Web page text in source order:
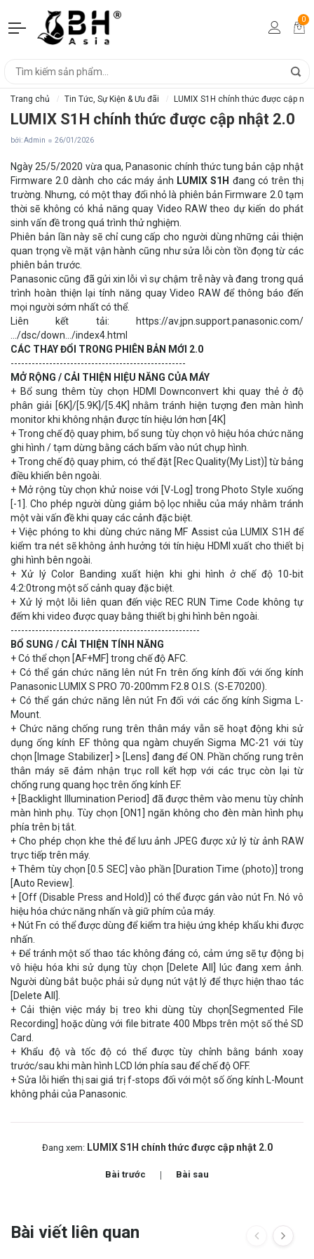
0
Trang chủ Tin Tức, Sự Kiện & Ưu đãi LUMIX S1H chính thức được cập
LUMIX S1H chính thức được cập nhật 2.0
bởi: Admin 26/01/2026
Ngày 25/5/2020 vừa qua, Panasonic chính thức tung bản cập nhật
Firmware 2.0 dành cho các máy ảnh LUMIX S1H đang có trên thị
trường. Nhưng, có một thay đổi nhỏ là phiên bản Firmware 2.0 tạm
thời sẽ không có khả năng quay Video RAW theo dự kiến do phát
sinh vấn đề trong quá trình thử nghiệm.
Phiên bản lần này sẽ chỉ cung cấp cho người dùng những cải thiện
quan trọng về mặt vận hành cũng như sửa lỗi còn tồn đọng từ các
phiên bản trước.
Panasonic cũng đã gửi xin lỗi vì sự chậm trễ này và đang trong quá
trình hoàn thiện lại tính năng quay Video RAW để thông báo đến
mọi người sớm nhất có thể.
Liên kết tải:
https://av.jpn.support.panasonic.com/
…/dsc/down…/index4.html
CÁC THAY ĐỔI TRONG PHIÊN BẢN MỚI 2.0
--------------------------------------------------
MỞ RỘNG / CẢI THIỆN HIỆU NĂNG CỦA MÁY
+ Bổ sung thêm tùy chọn HDMI Downconvert khi quay thẻ ở độ
phân giải [6K]/[5.9K]/[5.4K] nhằm tránh hiện tượng đen màn hình
monitor khi không nhận được tín hiệu lớn hơn [4K]
+ Trong chế độ quay phim, bổ sung tùy chọn vô hiệu hóa chức năng
ghi hình / tạm dừng bằng cách bấm vào nút chụp hình.
+ Trong chế độ quay phim, có thể đặt [Rec Quality(My List)] từ bảng
điều khiển bên ngoài.
+ Mở rộng tùy chọn khử noise với [V-Log] trong Photo Style xuống
[-1]. Cho phép người dùng giảm bộ lọc nhiễu của máy nhằm tránh
một vài vấn đề khi quay các cảnh đặc biệt.
+ Việc phóng to khi dùng chức năng MF Assist của LUMIX S1H để
kiểm tra nét sẽ không ảnh hưởng tới tín hiệu HDMI xuất cho thiết bị
ghi hình bên ngoài.
+ Xử lý Color Banding xuất hiện khi ghi hình ở chế độ 10-bit
4:2:0trong một số cảnh quay đặc biệt.
+ Xử lý một lỗi liên quan đến việc REC RUN Time Code không tự
đếm khi video được quay bằng thiết bị ghi hình bên ngoài.
------------------------------------------------------
BỔ SUNG / CẢI THIỆN TÍNH NĂNG
+ Có thể chọn [AF+MF] trong chế độ AFC.
+ Có thể gán chức năng lên nút Fn trên ống kính đối với ống kính
Panasonic LUMIX S PRO 70-200mm F2.8 O.I.S. (S-E70200).
+ Có thể gán chức năng lên nút Fn đối với các ống kính Sigma L-
Mount.
+ Chức năng chống rung trên thân máy vẫn sẽ hoạt động khi sử
dụng ống kính EF thông qua ngàm chuyển Sigma MC-21 với tùy
chọn [Image Stabilizer] > [Lens] đang để ON. Phần chống rung trên
thân máy sẽ đảm nhận trục roll kết hợp với các trục còn lại từ
chống rung quang học trên ống kính EF.
+ [Backlight Illumination Period] đã được thêm vào menu tùy chỉnh
màn hình phụ. Tùy chọn [ON1] ngăn không cho đèn màn hình phụ
phía trên bị tắt.
+ Cho phép chọn khe thẻ để lưu ảnh JPEG được xử lý từ ảnh RAW
trực tiếp trên máy.
+ Thêm tùy chọn [0.5 SEC] vào phần [Duration Time (photo)] trong
[Auto Review].
+ [Off (Disable Press and Hold)] có thể được gán vào nút Fn. Nó vô
hiệu hóa chức năng nhấn và giữ phím của máy.
+ Nút Fn có thể được dùng để kiểm tra hiệu ứng khép khẩu khi được
nhấn.
+ Để tránh một số thao tác không đáng có, cảm ứng sẽ tự động bị
vô hiệu hóa khi sử dụng tùy chọn [Delete All] lúc đang xem ảnh.
Người dùng bắt buộc phải sử dụng nút vật lý để thực hiện thao tác
[Delete All].
+ Cải thiện việc máy bị treo khi dùng tùy chọn[Segmented File
Recording] hoặc dùng với file bitrate 400 Mbps trên một số thẻ SD
Card.
+ Khẩu độ và tốc độ có thể được tùy chỉnh bằng bánh xoay
trước/sau khi màn hình LCD lớn phía sau để chế độ OFF.
+ Sửa lỗi hiển thị sai giá trị f-stops đối với một số ống kính L-Mount
không phải của Panasonic.
Đang xem: LUMIX S1H chính thức được cập nhật 2.0
Bài trước Bài sau
Bài viết liên quan